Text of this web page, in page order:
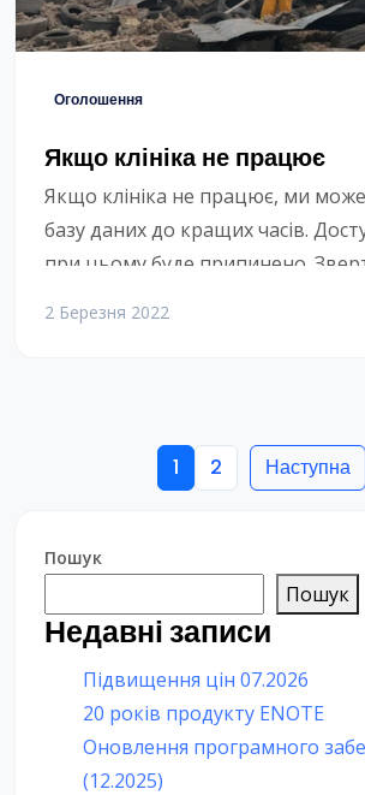
Оголошення
Якщо клініка не працює
Якщо клініка не працює, ми
базу даних до кращих часів.
при цьому буде припинено.
2 Березня 2022
1 2 Наступна
Пошук
Пошук
Недавні записи
Підвищення цін 07.2026
20 років продукту ENOTE
Оновлення програмного
(12.2025)